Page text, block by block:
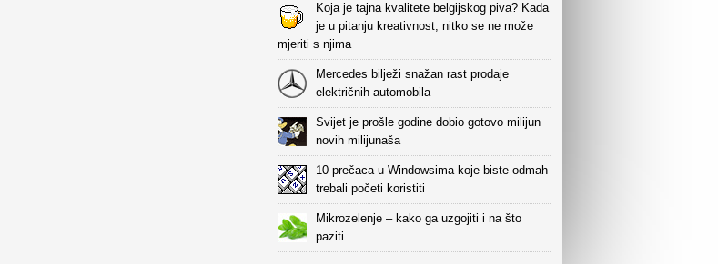
Koja je tajna kvalitete belgijskog piva? Kada
je u pitanju kreativnost, nitko se ne može
mjeriti s njima
Mercedes bilježi snažan rast prodaje
električnih automobila
Svijet je prošle godine dobio gotovo milijun
novih milijunaša
10 prečaca u Windowsima koje biste odmah
trebali početi koristiti
Mikrozelenje – kako ga uzgojiti i na što
paziti